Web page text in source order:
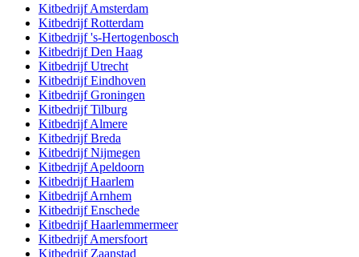
KitbedrijfAmsterdam
KitbedrijfRotterdam
Kitbedrijf's-Hertogenbosch
KitbedrijfDen Haag
KitbedrijfUtrecht
KitbedrijfEindhoven
KitbedrijfGroningen
KitbedrijfTilburg
KitbedrijfAlmere
KitbedrijfBreda
KitbedrijfNijmegen
KitbedrijfApeldoorn
KitbedrijfHaarlem
KitbedrijfArnhem
KitbedrijfEnschede
KitbedrijfHaarlemmermeer
KitbedrijfAmersfoort
Kitbedrijf Zaanstad